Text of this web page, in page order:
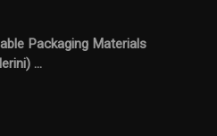
Packaging Materials
...